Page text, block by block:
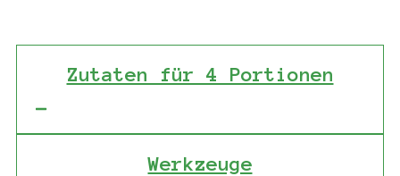
Zutaten für 4 Portionen
Werkzeuge